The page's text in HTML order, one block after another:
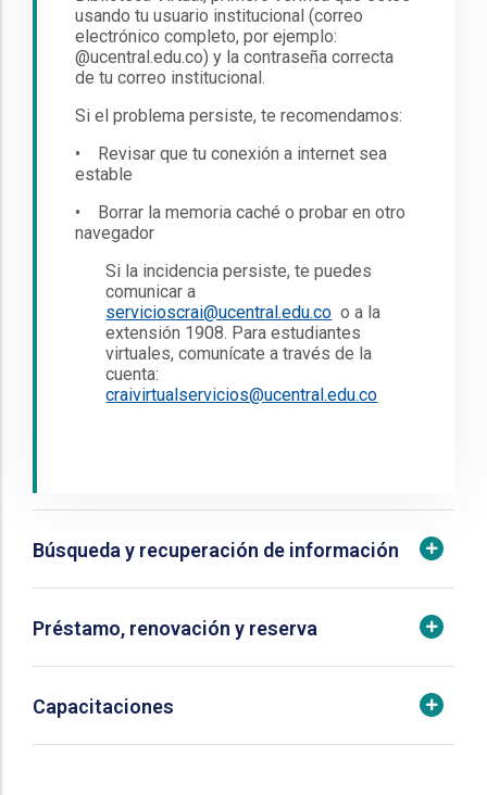
usando tu usuario institucional (correo
electrónico completo, por ejemplo:
@ucentral.edu.co) y la contraseña correcta
de tu correo institucional.
Si el problema persiste, te recomendamos:
• Revisar que tu conexión a internet sea
estable
• Borrar la memoria caché o probar en otro
navegador
Si la incidencia persiste, te puedes
comunicar a
servicioscrai@ucentral.edu.co o a la
extensión 1908. Para estudiantes
virtuales, comunícate a través de la
cuenta:
craivirtualservicios@ucentral.edu.co
Búsqueda y recuperación de información
Préstamo, renovación y reserva
Capacitaciones